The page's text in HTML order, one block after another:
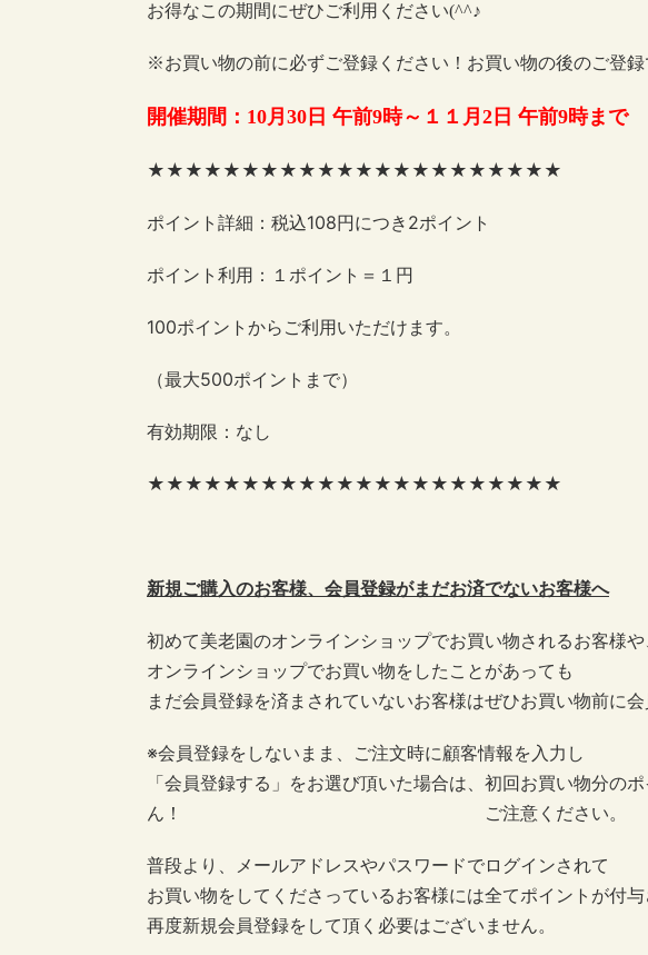
お得なこの期間にぜひご利用ください(^^♪
※お買い物の前に必ずご登録ください！お買い物の後のご登録
開催期間：10月30 日 午前9時～１１月2日 午前9時まで
★★★★★★★★★★★★★★★★★★★★★★
ポイント詳細：税込108円につき2ポイント
ポイント利用：１ポイント＝１円
100ポイントからご利用いただけます。
（最大500ポイントまで）
有効期限：なし
★★★★★★★★★★★★★★★★★★★★★★
新規ご購入のお客様、会員登録がまだお済でないお客様へ
初めて美老園のオンラインショップでお買い物されるお客様や
オンラインショップでお買い物をしたことがあっても
まだ会員登録を済まされていないお客様はぜひお買い物前に
※会員登録をしないまま、ご注文時に顧客情報を入力し
「会員登録する」をお選び頂いた場合は、初回お買い物分の
ん！ ご注意ください。
普段より、メールアドレスやパスワードでログインされて
お買い物をしてくださっているお客様には全てポイントが付与
再度新規会員登録をして頂く必要はございません。